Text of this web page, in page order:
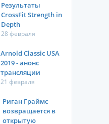
Результаты
CrossFit Strength in
Depth
28 февраля
Arnold Classic USA
2019 - анонс
трансляции
21 февраля
Риган Граймс
возвращается в
открытую